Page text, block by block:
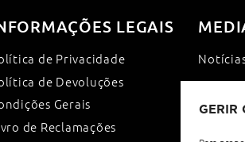
GERIR
LEGAIS
de Privacidade
de Devoluções
Gerais
de Reclamações